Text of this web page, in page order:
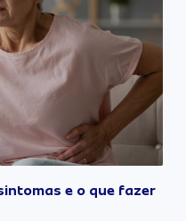
e o que fazer